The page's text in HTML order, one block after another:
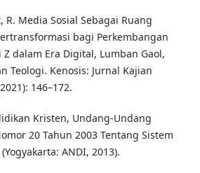
R. Media Sosial Sebagai Ruang
bagi Perkembangan
dalam Era Digital, Lumban Gaol,
Teologi. Kenosis: Jurnal Kajian
146–172.
Kristen, Undang-Undang
20 Tahun 2003 Tentang Sistem
ANDI, 2013).